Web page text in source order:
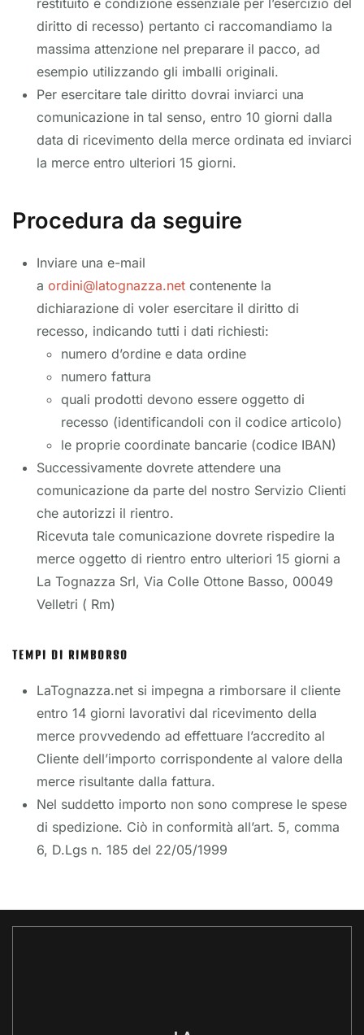
restituito è condizione essenziale per l’esercizio del
diritto di recesso) pertanto ci raccomandiamo la
massima attenzione nel preparare il pacco, ad
esempio utilizzando gli imballi originali.
Per esercitare tale diritto dovrai inviarci una
comunicazione in tal senso, entro 10 giorni dalla
data di ricevimento della merce ordinata ed inviarci
la merce entro ulteriori 15 giorni.
Procedura da seguire
Inviare una e-mail
a ordini@latognazza.net contenente la
dichiarazione di voler esercitare il diritto di
recesso, indicando tutti i dati richiesti:
numero d’ordine e data ordine
numero fattura
quali prodotti devono essere oggetto di
recesso (identificandoli con il codice articolo)
le proprie coordinate bancarie (codice IBAN)
Successivamente dovrete attendere una
comunicazione da parte del nostro Servizio Clienti
che autorizzi il rientro.
Ricevuta tale comunicazione dovrete rispedire la
merce oggetto di rientro entro ulteriori 15 giorni a
La Tognazza Srl, Via Colle Ottone Basso, 00049
Velletri ( Rm)
TEMPI DI RIMBORSO
LaTognazza.net si impegna a rimborsare il cliente
entro 14 giorni lavorativi dal ricevimento della
merce provvedendo ad effettuare l’accredito al
Cliente dell’importo corrispondente al valore della
merce risultante dalla fattura.
Nel suddetto importo non sono comprese le spese
di spedizione. Ciò in conformità all’art. 5, comma
6, D.Lgs n. 185 del 22/05/1999